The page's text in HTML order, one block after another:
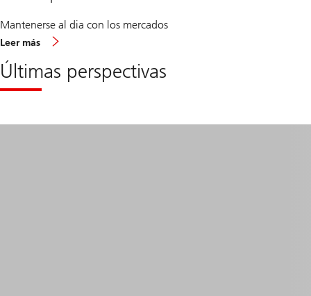
Mantenerse al dia con los mercados
Leer más
updates
Últimas perspectivas